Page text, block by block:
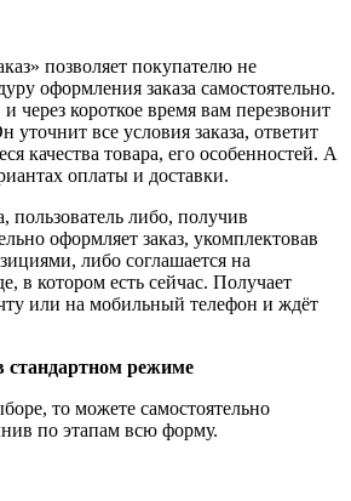
позволяет покупателю не
оформления заказа самостоятельно.
через короткое время вам перезвонит
уточнит все условия заказа, ответит
качества товара, его особенностей. А
оплаты и доставки.
пользователь либо, получив
оформляет заказ, укомплектовав
либо соглашается на
в котором есть сейчас. Получает
или на мобильный телефон и ждёт
стандартном режиме
то можете самостоятельно
по этапам всю форму.